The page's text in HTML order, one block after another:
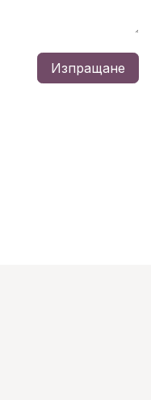
Изпращане